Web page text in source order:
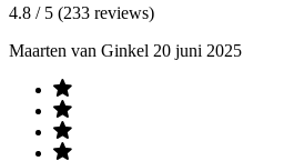
4.8 / 5 (233 reviews)
Maarten van Ginkel 20 juni 2025